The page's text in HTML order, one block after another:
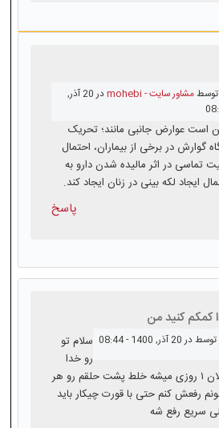
توسطمشاور سایت - mohebi
در 20 آذر,
است عوارض جانبی مانند؛ تحریک
گوارش در برخی از بیماران، احتمال
تماسی در اثر مالیده شدن دارو به
ایجاد لکه بینی در زنان ایجاد کند.
پاسخ
کمکم کنید من
توسطدر 20 آذر, 1400 - 08:44
سلام تو
رو خدا
کمکم کنید من الان ۱ روزی میشه خلط پشت حلقم رو هر
رفعش کنم حتی با قورت چیکار باید
سریع رفع شه